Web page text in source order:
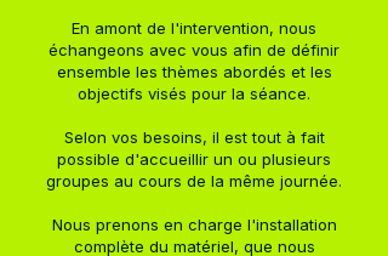
En amont de l'intervention, nous
échangeons avec vous afin de définir
ensemble les thèmes abordés et les
objectifs visés pour la séance.
Selon vos besoins, il est tout à fait
possible d'accueillir un ou plusieurs
groupes au cours de la même journée.
Nous prenons en charge l'installation
complète du matériel, que nous